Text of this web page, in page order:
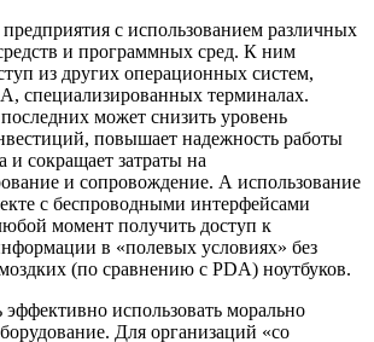
с использованием различных
и программных сред. К ним
из других операционных систем,
специализированных терминалах.
может снизить уровень
повышает надежность работы
и сокращает затраты на
и сопровождение. А использование
с беспроводными интерфейсами
момент получить доступ к
в «полевых условиях» без
(по сравнению с PDA) ноутбуков.
использовать морально
Для организаций «со